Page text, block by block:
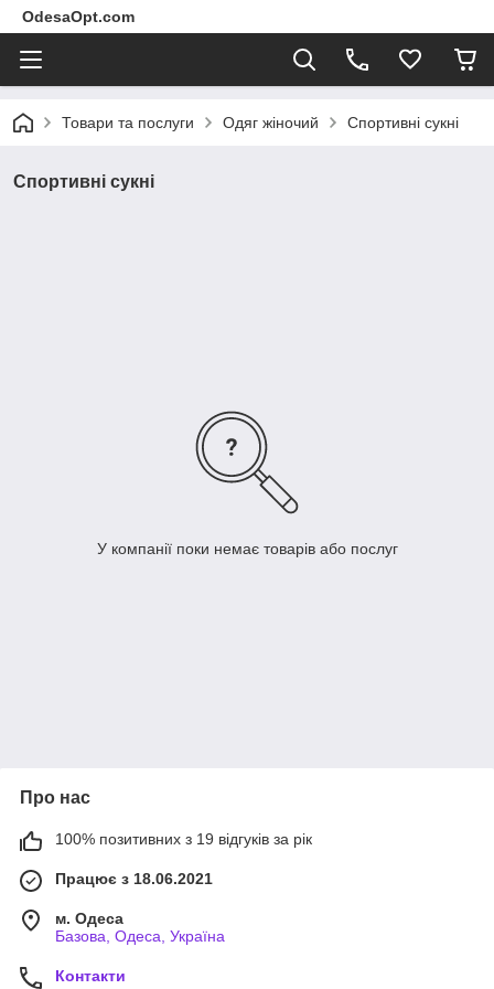
OdesaOpt.com
Товари та послуги Одяг жіночий Спортивні сукні
Спортивні сукні
У компанії поки немає товарів або послуг
Про нас
100% позитивних з 19 відгуків за рік
Працює з 18.06.2021
м. Одеса
Базова, Одеса, Україна
Контакти